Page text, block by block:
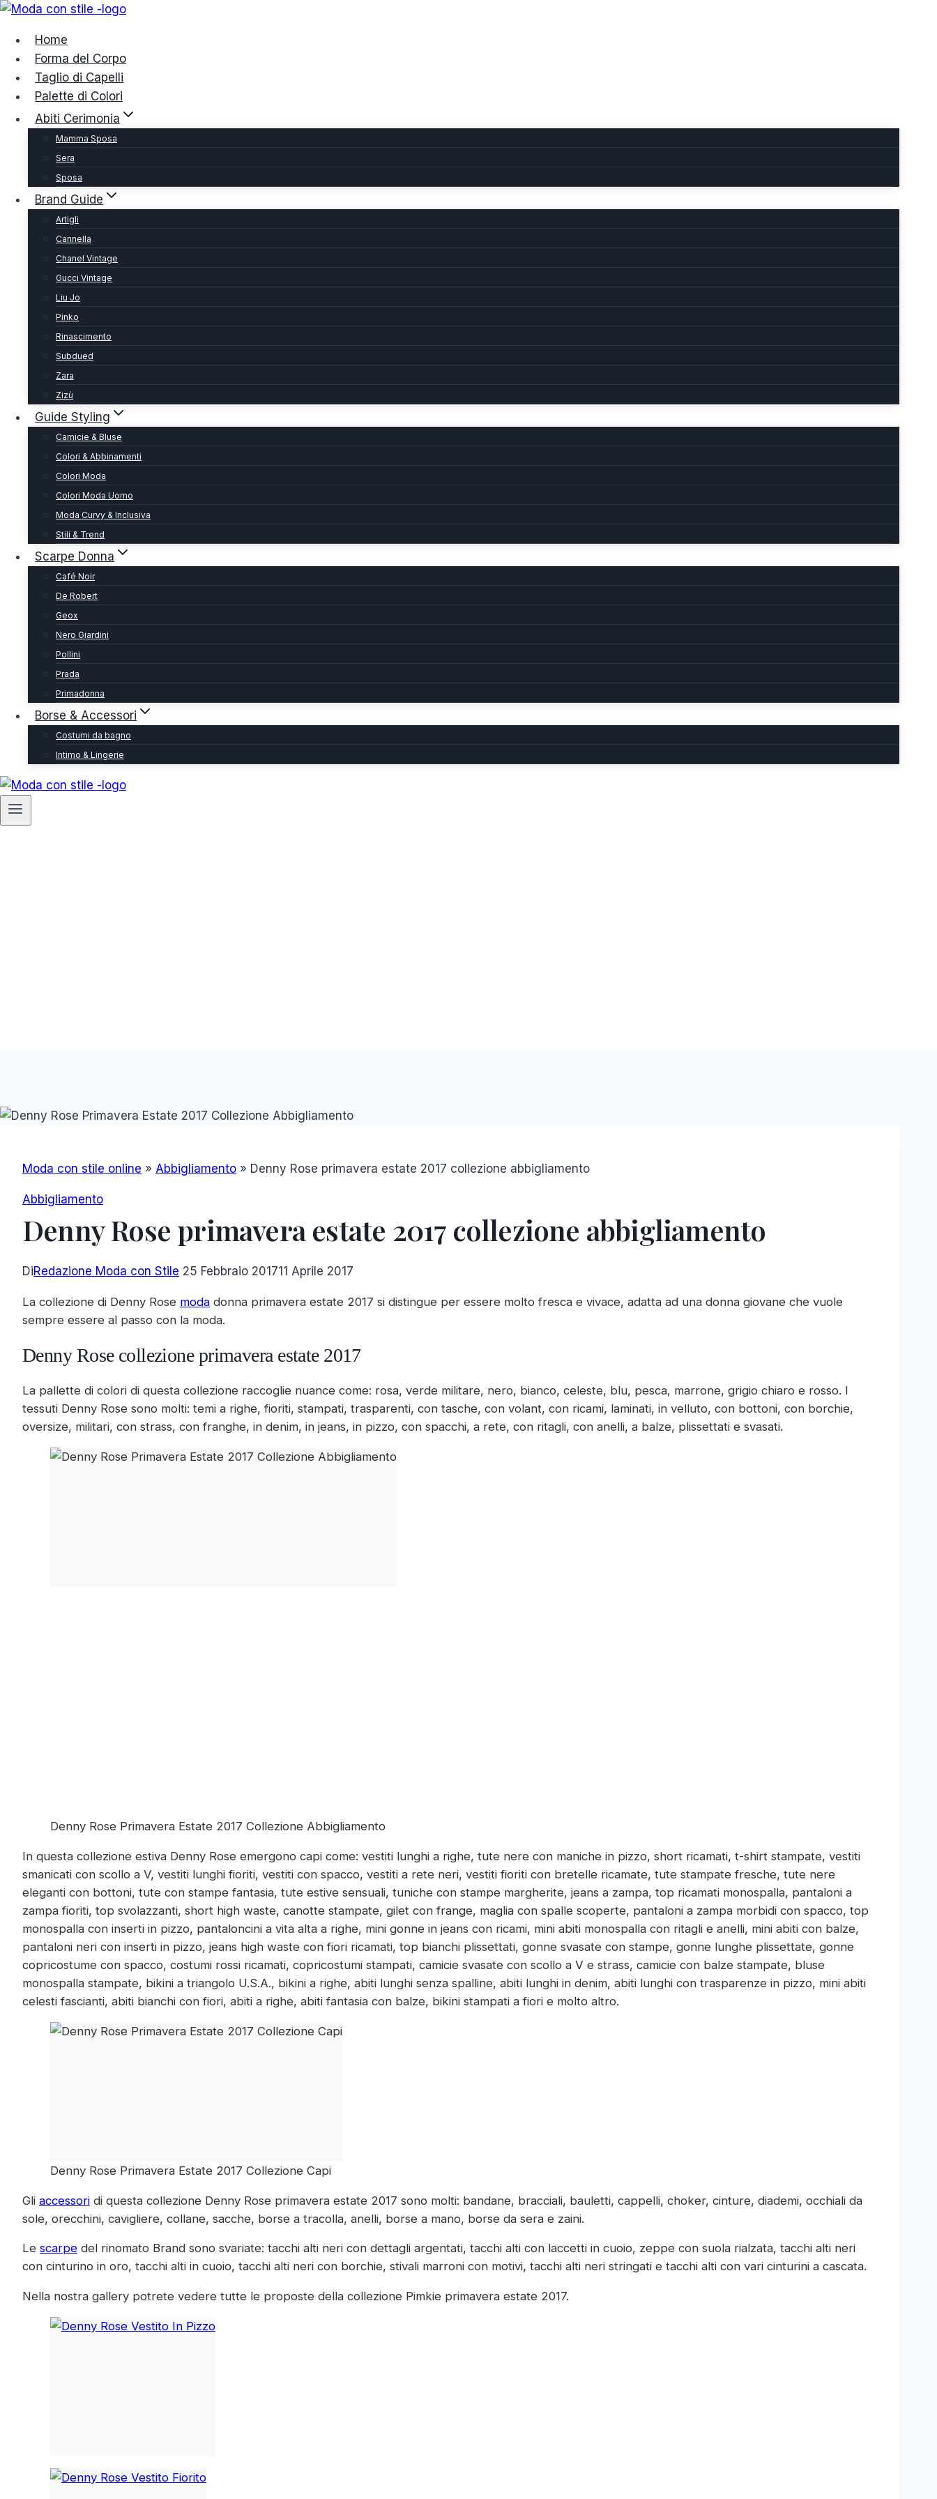
Salta
contenuto
Home
Forma del Corpo
Taglio di Capelli
Palette di Colori
Abiti Cerimonia
Mamma Sposa
Sera
Sposa
Brand Guide
Artigli
Cannella
Chanel Vintage
Gucci Vintage
Liu Jo
Pinko
Rinascimento
Subdued
Zara
Zizù
Guide Styling
Camicie & Bluse
Colori & Abbinamenti
Colori Moda
Colori Moda Uomo
Moda Curvy & Inclusiva
Stili & Trend
Scarpe Donna
Café Noir
De Robert
Geox
Nero Giardini
Pollini
Prada
Primadonna
Borse & Accessori
Costumi da bagno
Intimo & Lingerie
Moda con stile online » Abbigliamento » Denny Rose primavera estate 2017 collezione abbigliamento
Abbigliamento
Denny Rose primavera estate 2017 collezione abbigliamento
DiRedazione Moda con Stile 25 Febbraio 201711 Aprile 2017
La collezione di Denny Rose moda donna primavera estate 2017 si distingue per essere molto fresca e vivace, adatta ad una donna giovane che vuole
sempre essere al passo con la moda.
Denny Rose collezione primavera estate 2017
La pallette di colori di questa collezione raccoglie nuance come: rosa, verde militare, nero, bianco, celeste, blu, pesca, marrone, grigio chiaro e rosso. I
tessuti Denny Rose sono molti: temi a righe, fioriti, stampati, trasparenti, con tasche, con volant, con ricami, laminati, in velluto, con bottoni, con borchie,
oversize, militari, con strass, con franghe, in denim, in jeans, in pizzo, con spacchi, a rete, con ritagli, con anelli, a balze, plissettati e svasati.
Denny Rose Primavera Estate 2017 Collezione Abbigliamento
In questa collezione estiva Denny Rose emergono capi come: vestiti lunghi a righe, tute nere con maniche in pizzo, short ricamati, t-shirt stampate, vestiti
smanicati con scollo a V, vestiti lunghi fioriti, vestiti con spacco, vestiti a rete neri, vestiti fioriti con bretelle ricamate, tute stampate fresche, tute nere
eleganti con bottoni, tute con stampe fantasia, tute estive sensuali, tuniche con stampe margherite, jeans a zampa, top ricamati monospalla, pantaloni a
zampa fioriti, top svolazzanti, short high waste, canotte stampate, gilet con frange, maglia con spalle scoperte, pantaloni a zampa morbidi con spacco, top
monospalla con inserti in pizzo, pantaloncini a vita alta a righe, mini gonne in jeans con ricami, mini abiti monospalla con ritagli e anelli, mini abiti con balze,
pantaloni neri con inserti in pizzo, jeans high waste con fiori ricamati, top bianchi plissettati, gonne svasate con stampe, gonne lunghe plissettate, gonne
copricostume con spacco, costumi rossi ricamati, copricostumi stampati, camicie svasate con scollo a V e strass, camicie con balze stampate, bluse
monospalla stampate, bikini a triangolo U.S.A., bikini a righe, abiti lunghi senza spalline, abiti lunghi in denim, abiti lunghi con trasparenze in pizzo, mini abiti
celesti fascianti, abiti bianchi con fiori, abiti a righe, abiti fantasia con balze, bikini stampati a fiori e molto altro.
Denny Rose Primavera Estate 2017 Collezione Capi
Gli accessori di questa collezione Denny Rose primavera estate 2017 sono molti: bandane, bracciali, bauletti, cappelli, choker, cinture, diademi, occhiali da
sole, orecchini, cavigliere, collane, sacche, borse a tracolla, anelli, borse a mano, borse da sera e zaini.
Le scarpe del rinomato Brand sono svariate: tacchi alti neri con dettagli argentati, tacchi alti con laccetti in cuoio, zeppe con suola rialzata, tacchi alti neri
con cinturino in oro, tacchi alti in cuoio, tacchi alti neri con borchie, stivali marroni con motivi, tacchi alti neri stringati e tacchi alti con vari cinturini a cascata.
Nella nostra gallery potrete vedere tutte le proposte della collezione Pimkie primavera estate 2017.